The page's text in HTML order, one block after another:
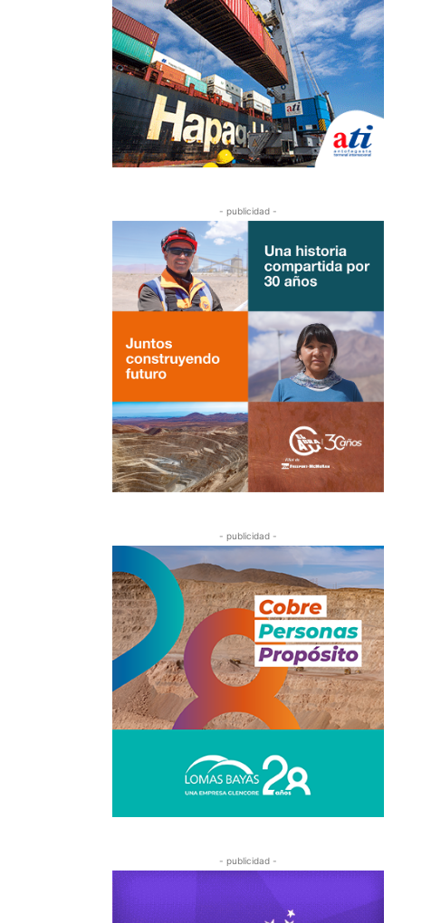
- publicidad -
- publicidad -
- publicidad -